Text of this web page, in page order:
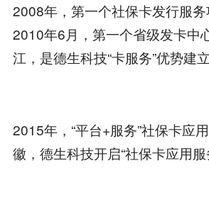
2008年，第一个社保卡发行服务
2010年6月，第一个省级发卡中
江，是德生科技“卡服务”优势建
2015年，“平台+服务”社保卡应
徽，德生科技开启“社保卡应用服